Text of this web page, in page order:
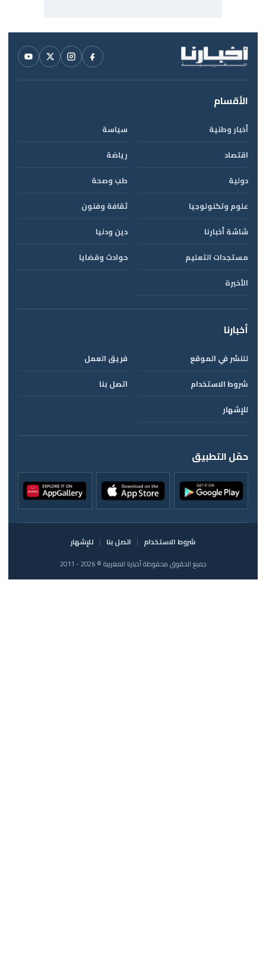
الأقسام
أخبار وطنية
سياسة
اقتصاد
رياضة
دولية
طب وصحة
علوم وتكنولوجيا
ثقافة وفنون
شاشة أخبارنا
دين ودنيا
مستجدات التعليم
حوادث وقضايا
الأخيرة
أخبارنا
للنشر في الموقع
فريق العمل
شروط الاستخدام
اتصل بنا
للإشهار
حمّل التطبيق
شروط الاستخدام اتصل بنا
للإشهار
جميع الحقوق محفوظة أخبارنا المغربية © 2026 - 2011